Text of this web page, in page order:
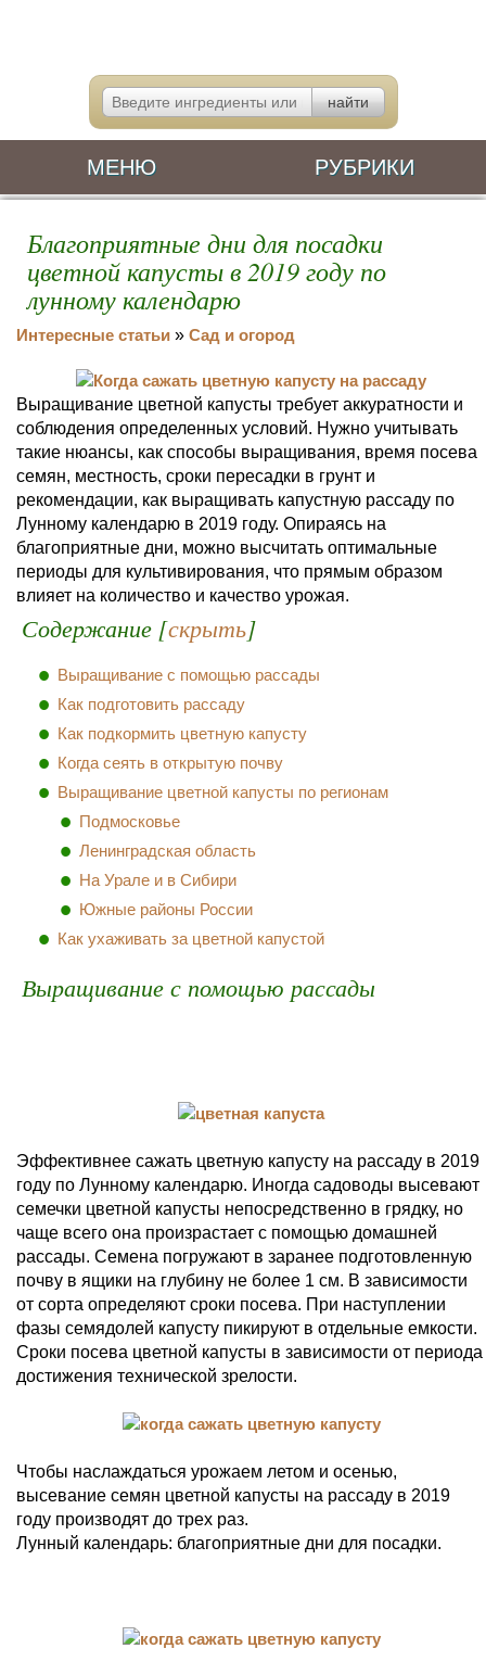
МЕНЮ РУБРИКИ
Благоприятные дни для посадки
цветной капусты в 2019 году по
лунному календарю
Интересные статьи » Сад и огород
Выращивание цветной капусты требует аккуратности и
соблюдения определенных условий. Нужно учитывать
такие нюансы, как способы выращивания, время посева
семян, местность, сроки пересадки в грунт и
рекомендации, как выращивать капустную рассаду по
Лунному календарю в 2019 году. Опираясь на
благоприятные дни, можно высчитать оптимальные
периоды для культивирования, что прямым образом
влияет на количество и качество урожая.
Содержание [скрыть]
Выращивание с помощью рассады
Как подготовить рассаду
Как подкормить цветную капусту
Когда сеять в открытую почву
Выращивание цветной капусты по регионам
Подмосковье
Ленинградская область
На Урале и в Сибири
Южные районы России
Как ухаживать за цветной капустой
Выращивание с помощью рассады
Эффективнее сажать цветную капусту на рассаду в 2019
году по Лунному календарю. Иногда садоводы высевают
семечки цветной капусты непосредственно в грядку, но
чаще всего она произрастает с помощью домашней
рассады. Семена погружают в заранее подготовленную
почву в ящики на глубину не более 1 см. В зависимости
от сорта определяют сроки посева. При наступлении
фазы семядолей капусту пикируют в отдельные емкости.
Сроки посева цветной капусты в зависимости от периода
достижения технической зрелости.
Чтобы наслаждаться урожаем летом и осенью,
высевание семян цветной капусты на рассаду в 2019
году производят до трех раз.
Лунный календарь: благоприятные дни для посадки.